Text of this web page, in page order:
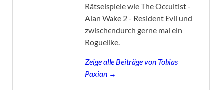
Rätselspiele wie The Occultist -
Alan Wake 2 - Resident Evil und
zwischendurch gerne mal ein
Roguelike.
Zeige alle Beiträge von Tobias
Paxian →